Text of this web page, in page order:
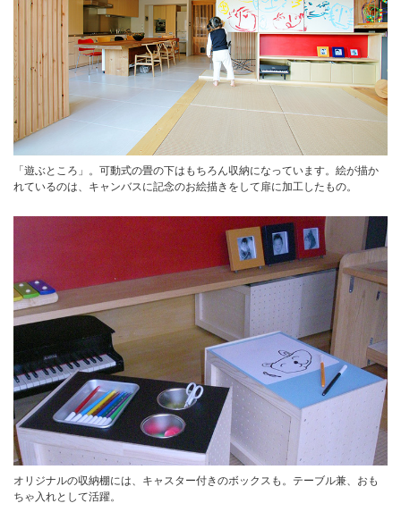
「遊ぶところ」。可動式の畳の下はもちろん収納になっています。絵が描か
れているのは、キャンバスに記念のお絵描きをして扉に加工したもの。
オリジナルの収納棚には、キャスター付きのボックスも。テーブル兼、おも
ちゃ入れとして活躍。